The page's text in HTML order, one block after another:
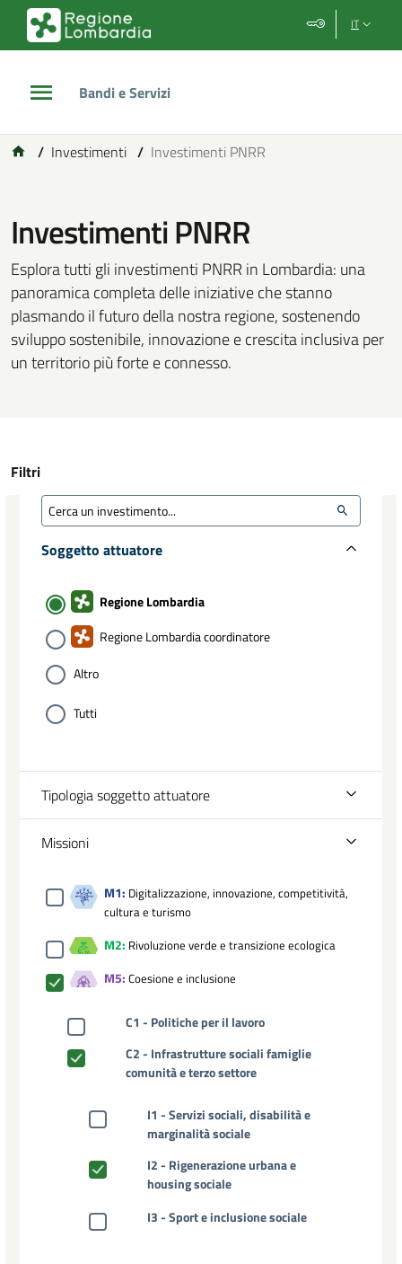
Vai al contenuto principale
Vai al footer IT
Bandi e Servizi
/ Investimenti / Investimenti PNRR
Investimenti PNRR
Esplora tutti gli investimenti PNRR in Lombardia: una
panoramica completa delle iniziative che stanno
plasmando il futuro della nostra regione, sostenendo
sviluppo sostenibile, innovazione e crescita inclusiva per
un territorio più forte e connesso.
Filtri
Soggetto attuatore
Regione Lombardia
Regione Lombardia coordinatore
Altro
Tutti
Tipologia soggetto attuatore
Missioni
M1: Digitalizzazione, innovazione, competitività,
cultura e turismo
M2: Rivoluzione verde e transizione ecologica
M5: Coesione e inclusione
C1 - Politiche per il lavoro
C2 - Infrastrutture sociali famiglie
comunità e terzo settore
I1 - Servizi sociali, disabilità e
marginalità sociale
I2 - Rigenerazione urbana e
housing sociale
I3 - Sport e inclusione sociale